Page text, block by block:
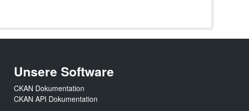
Unsere Software
CKAN Dokumentation
CKAN API Dokumentation